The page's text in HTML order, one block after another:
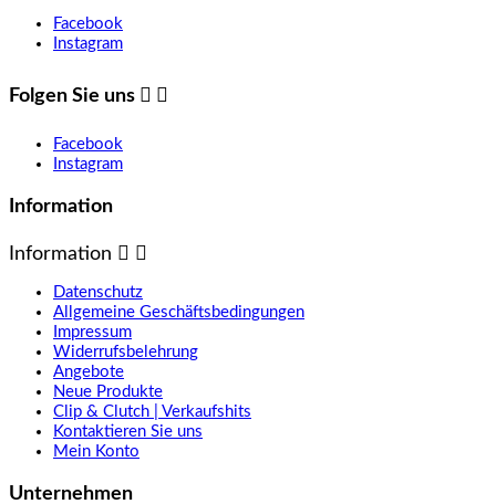
Facebook
Instagram
Folgen Sie uns  
Facebook
Instagram
Information
Information  
Datenschutz
Allgemeine Geschäftsbedingungen
Impressum
Widerrufsbelehrung
Angebote
Neue Produkte
Clip & Clutch | Verkaufshits
Kontaktieren Sie uns
Mein Konto
Unternehmen